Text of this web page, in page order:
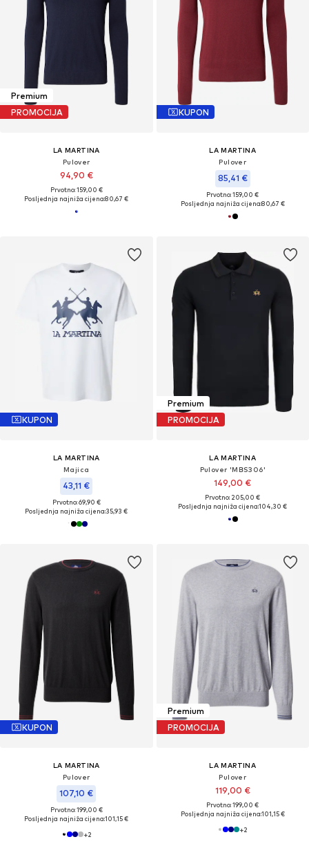
Premium
PROMOCIJA
LA MARTINA
Pulover
94,90 €
Prvotno: 159,00 €
Posljednja najniža cijena:80,67 €
KUPON
LA MARTINA
Pulover
85,41 €
Prvotno: 159,00 €
Posljednja najniža cijena:80,67 €
KUPON
LA MARTINA
Majica
43,11 €
Prvotno: 69,90 €
Posljednja najniža cijena:35,93 €
Premium
PROMOCIJA
LA MARTINA
Pulover 'MBS306'
149,00 €
Prvotno: 205,00 €
Posljednja najniža cijena:104,30 €
KUPON
LA MARTINA
Pulover
107,10 €
Prvotno: 199,00 €
Posljednja najniža cijena:101,15 €
+2
Premium
PROMOCIJA
LA MARTINA
Pulover
119,00 €
Prvotno: 199,00 €
Posljednja najniža cijena:101,15 €
+2